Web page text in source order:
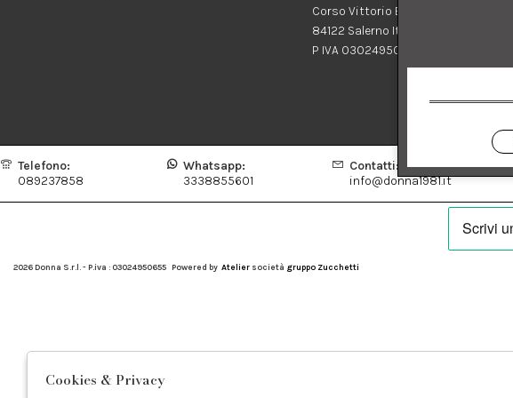
Corso Vittorio Emanuele 182
84122 Salerno Italia
P IVA 03024950655
Telefono:
089237858
Whatsapp:
3338855601
Contatti:
info@donna1981.it
2026 Donna S.r.l. - P.iva : 03024950655 Powered by Atelier società gruppo Zucchetti
Cookies & Privacy